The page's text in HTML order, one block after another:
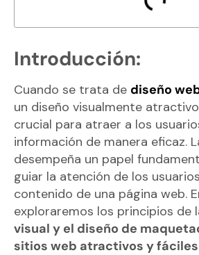
Introducción:
Cuando se trata de diseño
un diseño visualmente
crucial para atraer a los
información de manera eficaz.
desempeña un papel
guiar la atención de los
contenido de una página web.
exploraremos los principios de
visual y el diseño de
sitios web atractivos y fáciles